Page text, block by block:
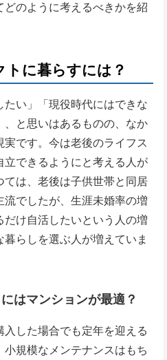
のように考えるべきかを紹
トに暮らすには？
たい」「現役時代にはできな
、と思いはあるものの、なか
です。今は老後のライフス
立できるようにと考える人が
ては、老後は子供世帯と同居
でしたが、生涯未婚率の増
け自活したいという人の増
らしを選ぶ人が増えていま
はマンションが最適？
入した場合でも定年を迎える
小規模なメンテナンスはもち